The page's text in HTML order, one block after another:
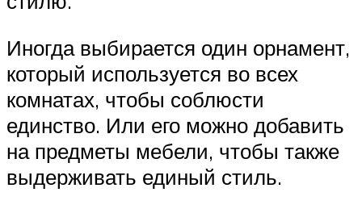
Иногда выбирается один орнамент,
который используется во всех
комнатах, чтобы соблюсти
единство. Или его можно добавить
на предметы мебели, чтобы также
выдерживать единый стиль.